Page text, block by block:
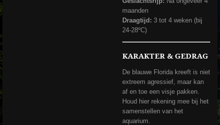
maanden
Draagtijd: 3 tot 4 weken (bij
24-28ºC)
KARAKTER & GEDRAG
De blauwe Florida kreeft is niet
extreem agressief, maar kan
af en toe een visje pakken.
Houd hier rekening mee bij het
samenstellen van het
aquarium.